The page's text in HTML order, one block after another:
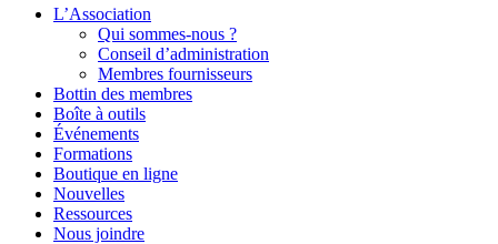
L’Association
Qui sommes-nous ?
Conseil d’administration
Membres fournisseurs
Bottin des membres
Boîte à outils
Événements
Formations
Boutique en ligne
Nouvelles
Ressources
Nous joindre